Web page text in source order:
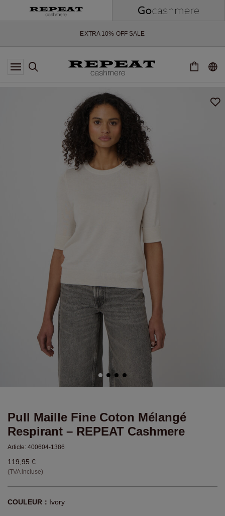
EXTRA 10% OFF SALE
*CETTE OFFRE EST VALABLE JUSQU'AU 12 AOÛT 2026
*EXCEPTIONS PEUVENT S'APPLIQUER
NOUVEAUX STYLES DOUX ET NOUVELLES COULEURS POUR LA
SAISON À VENIR
EXTRA 10% OFF SALE
Pull Maille Fine Coton Mélangé
Respirant – REPEAT Cashmere
Article: 400604-1386
119,95 €
(TVA incluse)
COULEUR： Ivory